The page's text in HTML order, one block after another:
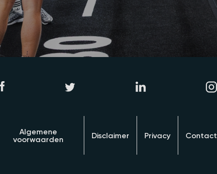
Algemene
voorwaarden
Disclaimer Privacy Contact